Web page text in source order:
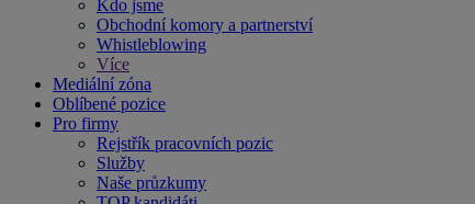
Kdo jsme
Obchodní komory a partnerství
Whistleblowing
Více
Mediální zóna
Oblíbené pozice
Pro firmy
Rejstřík pracovních pozic
Služby
Naše průzkumy